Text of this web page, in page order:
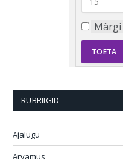
RUBRIIGID
Ajalugu
Arvamus